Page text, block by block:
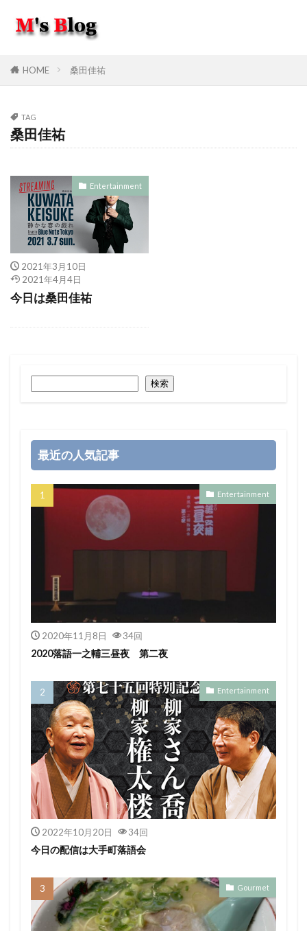
HOME 桑田佳祐
TAG
桑田佳祐
Entertainment
2021年3月10日
2021年4月4日
今日は桑田佳祐
検索
最近の人気記事
Entertainment
2020年11月8日 34回
2020落語一之輔三昼夜 第二夜
Entertainment
2022年10月20日 34回
今日の配信は大手町落語会
Gourmet